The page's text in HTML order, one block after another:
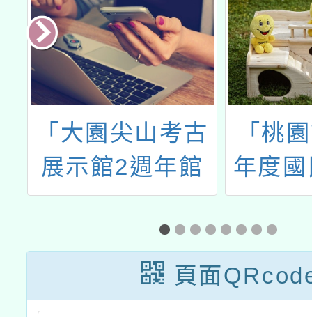
「大園尖山考古
展示館2週年館
慶活動暨《疊疊
樂-虎頭山公園考
古遺址》新書分
享會
「桃
年度
校園
聞小
頁面